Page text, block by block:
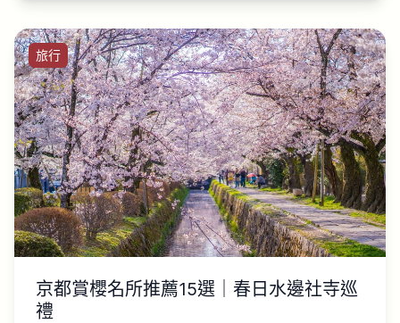
旅行
京都賞櫻名所推薦15選｜春日水邊社寺巡
禮